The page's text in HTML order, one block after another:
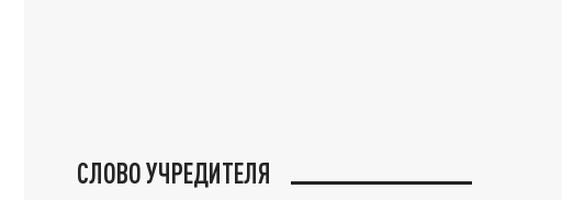
СЛОВО УЧРЕДИТЕЛЯ